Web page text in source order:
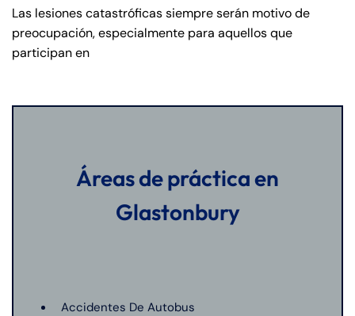
Las lesiones catastróficas siempre serán motivo de
preocupación, especialmente para aquellos que
participan en
Áreas de práctica en
Glastonbury
Accidentes De Autobus